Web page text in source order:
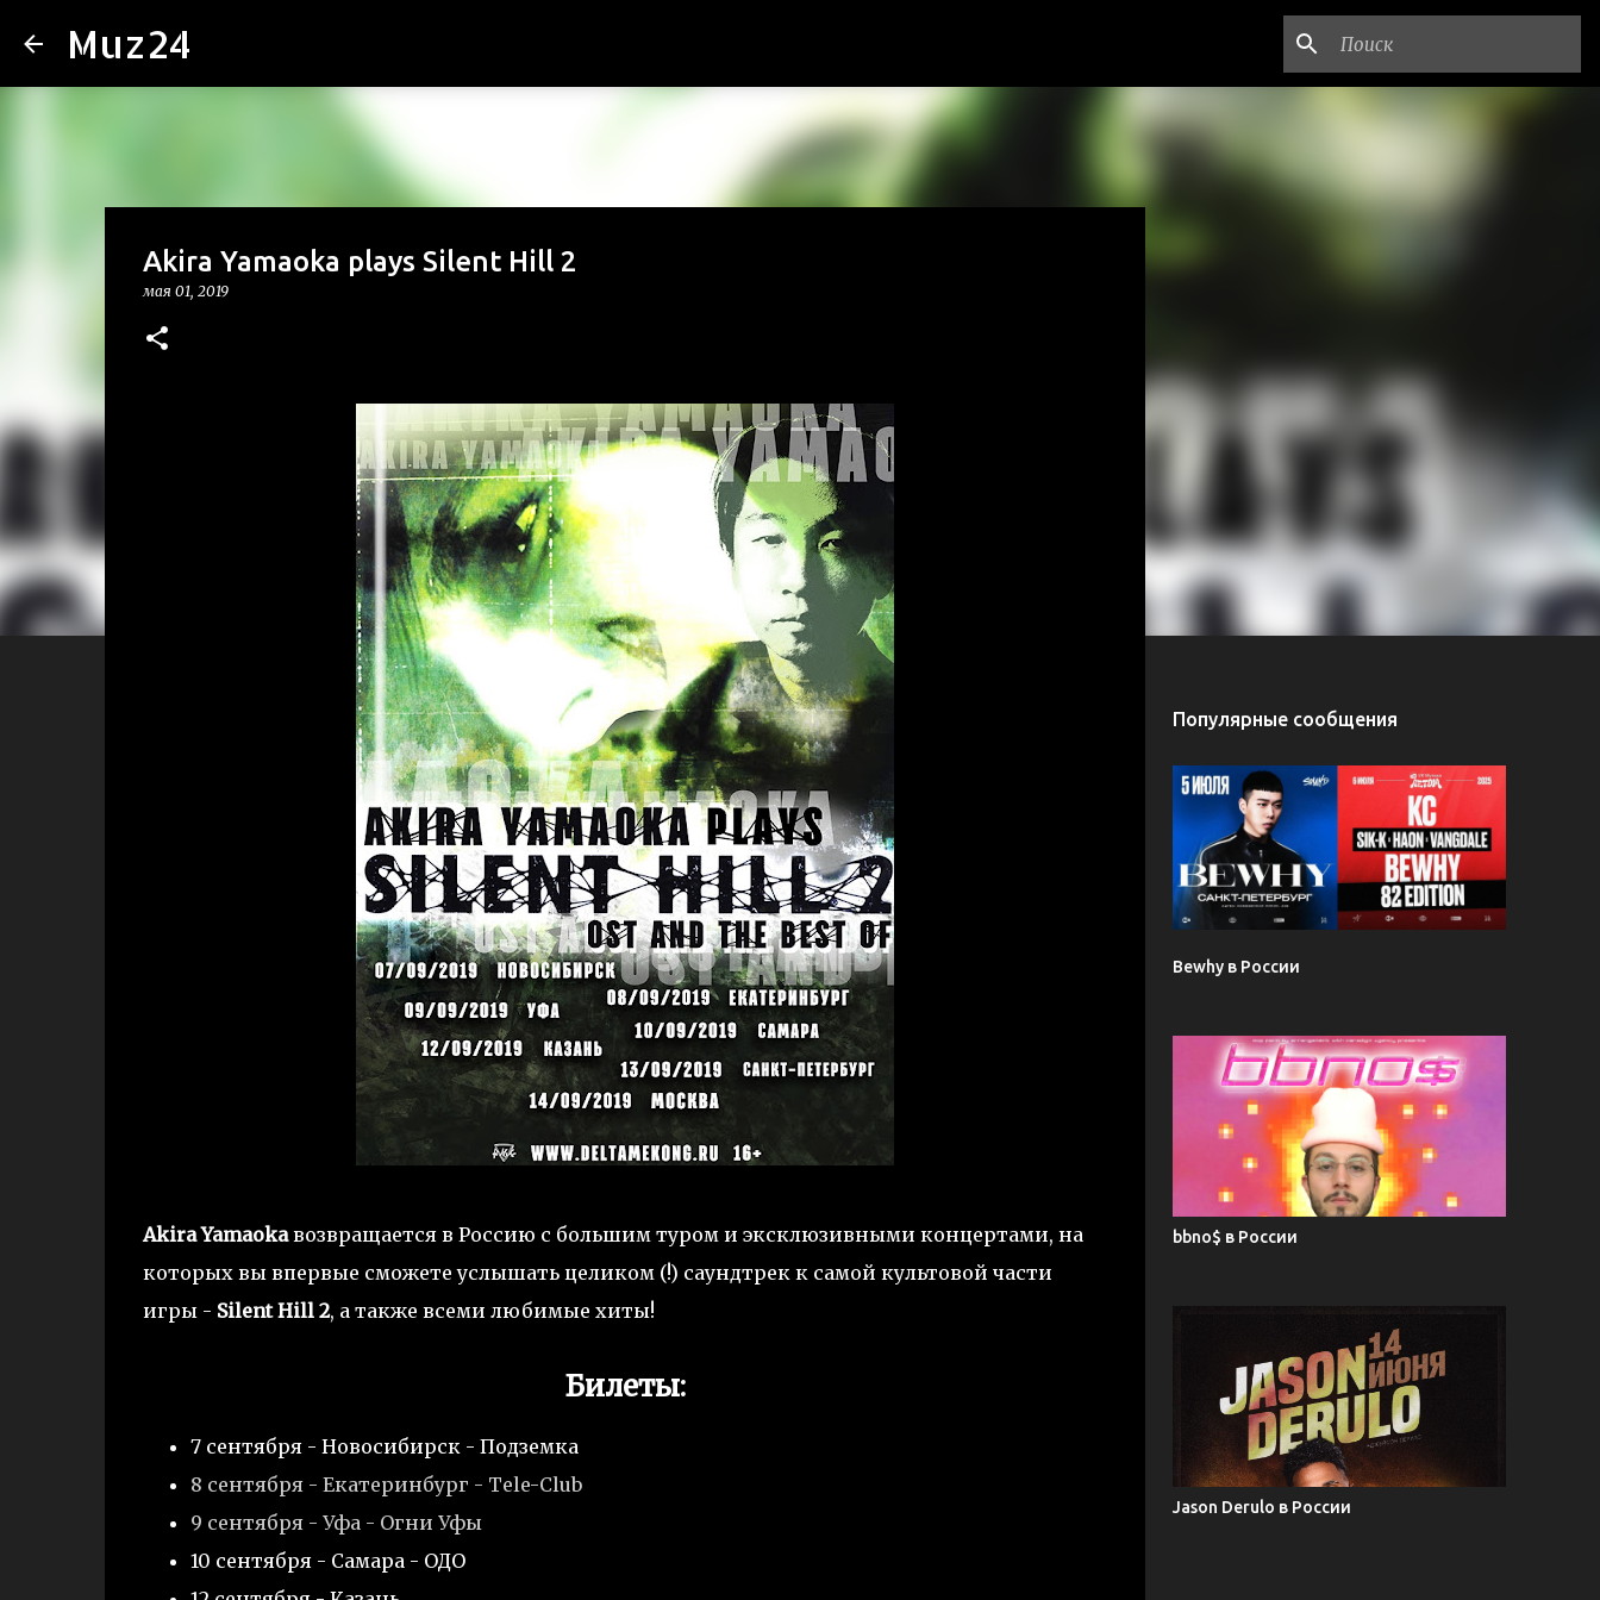
Muz24
Akira Yamaoka plays Silent Hill 2
мая 01, 2019
Akira Yamaokaвозвращается в Россию с большим туром и эксклюзивными концертами, на
которых вы впервые сможете услышать целиком (!) саундтрек к самой культовой части
игры - Silent Hill 2, а также всеми любимые хиты!
Билеты:
7 сентября - Новосибирск - Подземка
8 сентября - Екатеринбург - Tele-Club
9 сентября - Уфа - Огни Уфы
10 сентября - Самара - ОДО
Популярные сообщения
Bewhy в России
bbno$ в России
Jason Derulo в России